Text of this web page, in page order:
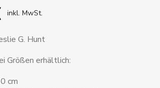
inkl. MwSt.
G. Hunt
Größen erhältlich:
cm